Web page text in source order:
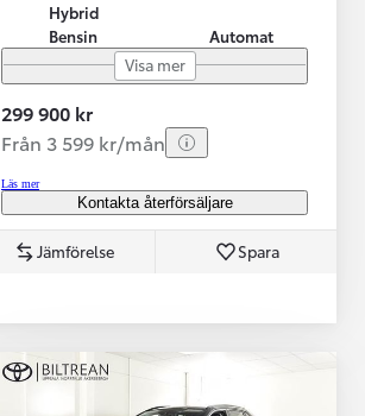
Hybrid
Bensin
Automat
Visa mer
299 900 kr
Från 3 599 kr/mån
Läs mer
Kontakta återförsäljare
Jämförelse Spara